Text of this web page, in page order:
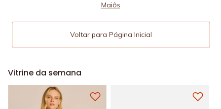
Maiôs
Voltar para Página Inicial
Vitrine da semana